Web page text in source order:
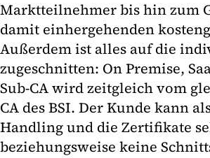
Marktteilnehmer bis hin zum
damit einhergehenden
Außerdem ist alles auf die
zugeschnitten: On Premise,
Sub-CA wird zeitgleich vom
CA des BSI. Der Kunde kann
Handling und die Zertifikate
beziehungsweise keine